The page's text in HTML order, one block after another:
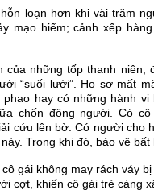
loạn hơn khi vài trăm
mạo hiểm; cảnh xếp
của những tốp thanh niên,
“suối lười”. Họ sợ mất
hay có những hành vi
chốn đông người. Có
cứu lên bờ. Có người cho
Trong khi đó, bảo vệ bất
gái không may rách váy
cợt, khiến cô gái trẻ càng